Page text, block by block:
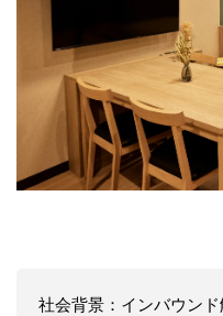
社会背景：インバウン